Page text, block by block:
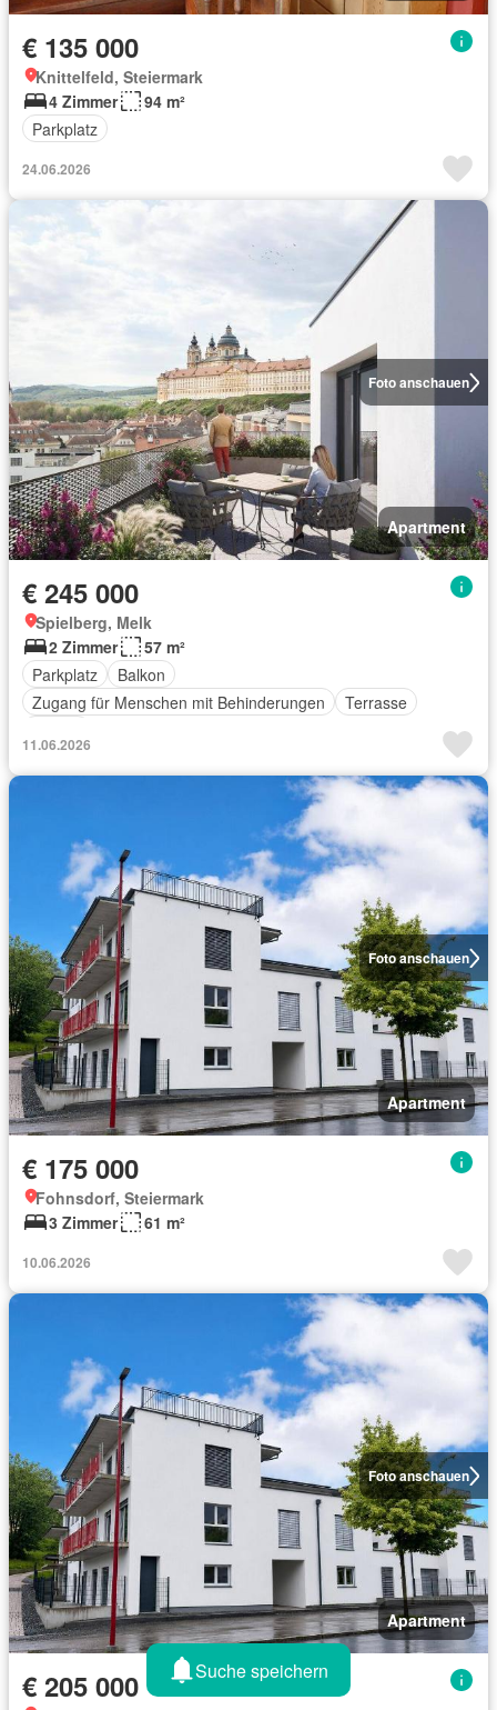
€ 135 000
Knittelfeld, Steiermark
4 Zimmer
94 m²
Parkplatz
24.06.2026
Foto anschauen
Apartment
€ 245 000
Spielberg, Melk
2 Zimmer
57 m²
Parkplatz
Balkon
Zugang für Menschen mit Behinderungen
Terrasse
11.06.2026
Foto anschauen
Apartment
€ 175 000
Fohnsdorf, Steiermark
3 Zimmer
61 m²
10.06.2026
Foto anschauen
Apartment
€ 205 000 Suche speichern